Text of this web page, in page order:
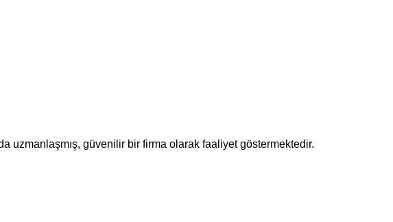
uzmanlaşmış, güvenilir bir firma olarak faaliyet göstermektedir.